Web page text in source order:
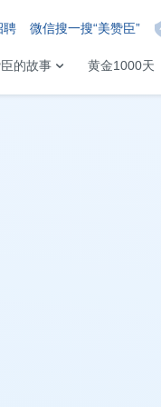
的故事 黄金1000天
聘 微信搜一搜“美赞臣”